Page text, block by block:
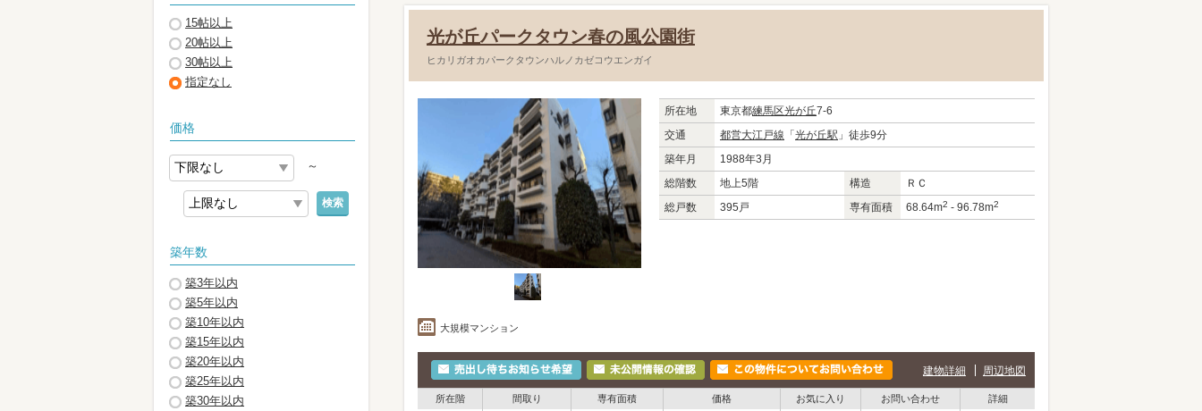
15帖以上
20帖以上
30帖以上
指定なし
価格
～
検索
築年数
築3年以内
築5年以内
築10年以内
築15年以内
築20年以内
築25年以内
築30年以内
光が丘パークタウン春の風公園街
ヒカリガオカパークタウンハルノカゼコウエンガイ
所在地 東京都練馬区光が丘7-6
交通
都営大江戸線 「 光が丘駅 」徒歩9分
築年月
1988年3月
総階数
地上5階 構造
ＲＣ
総戸数
395戸 専有面積 68.64m2 - 96.78m2
大規模マンション
建物詳細 周辺地図
所在階 間取り 専有面積 価格 お気に入り お問い合わせ 詳細